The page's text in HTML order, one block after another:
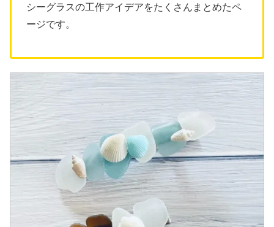
シーグラスの工作アイデアをたくさんまとめたペ
ージです。